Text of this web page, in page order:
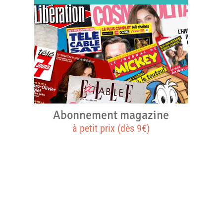
Abonnement magazine
à petit prix (dès 9€)